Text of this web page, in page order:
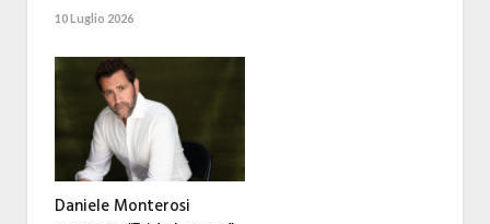
10 Luglio 2026
Daniele Monterosi